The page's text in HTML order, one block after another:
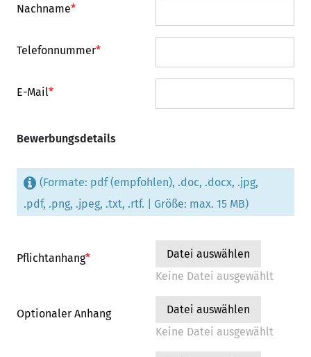
Nachname*
Telefonnummer*
E-Mail*
Bewerbungsdetails
(Formate: pdf (empfohlen), .doc, .docx, .jpg,
.pdf, .png, .jpeg, .txt, .rtf. | Größe: max. 15 MB)
Pflichtanhang*
Datei auswählen
Keine Datei ausgewählt
Optionaler Anhang
Datei auswählen
Keine Datei ausgewählt